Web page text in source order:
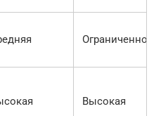
Ограниченно
Высокая